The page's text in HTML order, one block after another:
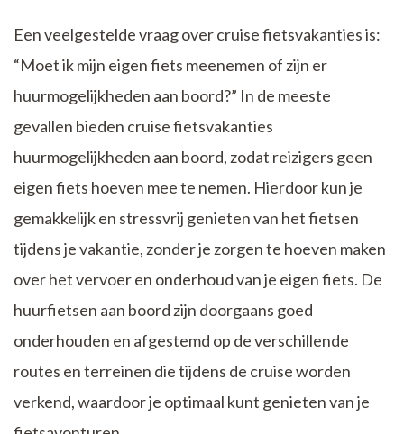
Een veelgestelde vraag over cruise fietsvakanties is:
“Moet ik mijn eigen fiets meenemen of zijn er
huurmogelijkheden aan boord?” In de meeste
gevallen bieden cruise fietsvakanties
huurmogelijkheden aan boord, zodat reizigers geen
eigen fiets hoeven mee te nemen. Hierdoor kun je
gemakkelijk en stressvrij genieten van het fietsen
tijdens je vakantie, zonder je zorgen te hoeven maken
over het vervoer en onderhoud van je eigen fiets. De
huurfietsen aan boord zijn doorgaans goed
onderhouden en afgestemd op de verschillende
routes en terreinen die tijdens de cruise worden
verkend, waardoor je optimaal kunt genieten van je